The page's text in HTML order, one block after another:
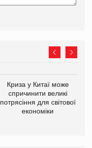
Криза у Китаї може
спричинити великі
потрясіння для світової
економіки